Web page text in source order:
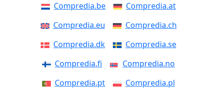
Compredia.be
Compredia.at
Compredia.eu
Compredia.ch
Compredia.dk
Compredia.se
Compredia.fi
Compredia.no
Compredia.pt
Compredia.pl